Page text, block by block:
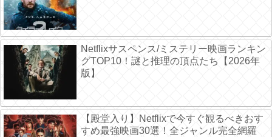
Netflixサスペンス/ミステリー映画ランキン
グTOP10！謎と推理の頂点たち【2026年
版】
【殿堂入り】Netflixで今すぐ観るべきおす
すめ最強映画30選！全ジャンル完全網羅